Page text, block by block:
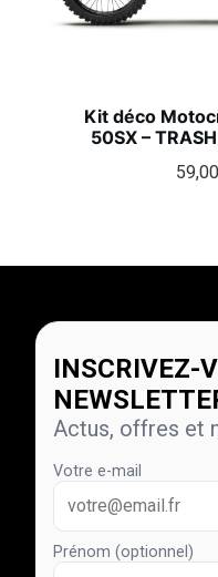
Kit déco
50SX –
INSCRIVEZ-
Actus, offres et
Votre e-mail
Prénom (optionnel)